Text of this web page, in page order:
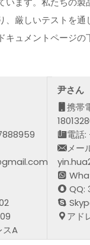
、厳しいテストを通
キュメントページの
スA
尹さん
携帯
電話
メー
QQ:
アド